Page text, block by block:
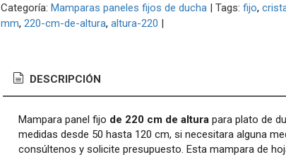
Categoría: Mamparas paneles fijos de ducha| Tags: fijo
mm 220-cm-de-altura altura-220 |
DESCRIPCIÓN
Mampara panel fijo de 220 cm de alturapara plato de
medidas desde 50 hasta 120 cm, si necesitara alguna
consúltenos y solicite presupuesto. Esta mampara de